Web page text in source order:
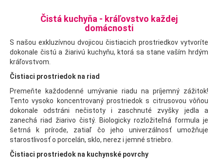
Čistá kuchyňa - kráľovstvo každej
domácnosti
S našou exkluzívnou dvojicou čistiacich prostriedkov vytvoríte
dokonale čistú a žiarivú kuchyňu, ktorá sa stane vaším hrdým
kráľovstvom.
Čistiaci prostriedok na riad
Premeňte každodenné umývanie riadu na príjemný zážitok!
Tento vysoko koncentrovaný prostriedok s citrusovou vôňou
dokonale odstráni nečistoty i zaschnuté zvyšky jedla a
zanechá riad žiarivo čistý. Biologicky rozložiteľná formula je
šetrná k prírode, zatiaľ čo jeho univerzálnosť umožňuje
starostlivosť o porcelán, sklo, nerez i jemné striebro.
Čistiaci prostriedok na kuchynské povrchy